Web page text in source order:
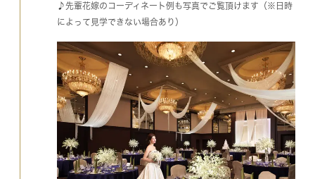
♪先輩花嫁のコーディネート例も写真でご覧頂けます（※日時
によって見学できない場合あり）